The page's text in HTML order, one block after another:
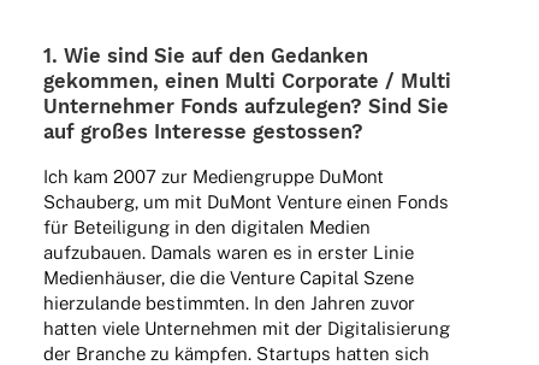
1. Wie sind Sie auf den Gedan­ken
gekom­men, einen Multi Corpo­rate / Multi
Unter­neh­mer Fonds aufzu­le­gen? Sind Sie
auf großes Inter­esse gestossen?
Ich kam 2007 zur Medi­en­gruppe DuMont
Schau­berg, um mit DuMont Venture einen Fonds
für Betei­li­gung in den digi­ta­len Medien
aufzu­bauen. Damals waren es in erster Linie
Medi­en­häu­ser, die die Venture Capi­tal Szene
hier­zu­lande bestimm­ten. In den Jahren zuvor
hatten viele Unter­neh­men mit der Digi­ta­li­sie­rung
der Bran­che zu kämp­fen. Start­ups hatten sich